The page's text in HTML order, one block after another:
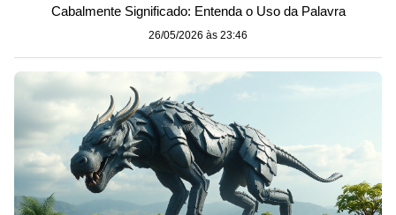
Cabalmente Significado: Entenda o Uso da Palavra
26/05/2026 às 23:46